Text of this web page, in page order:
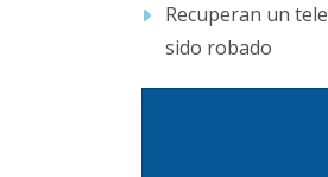
Recuperan un
sido robado